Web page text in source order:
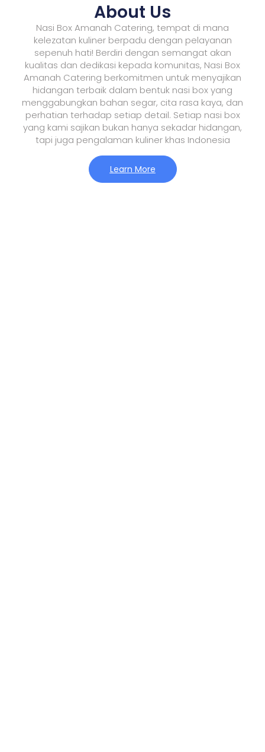
About Us
Nasi Box Amanah Catering, tempat di mana
kelezatan kuliner berpadu dengan pelayanan
sepenuh hati! Berdiri dengan semangat akan
kualitas dan dedikasi kepada komunitas, Nasi Box
Amanah Catering berkomitmen untuk menyajikan
hidangan terbaik dalam bentuk nasi box yang
menggabungkan bahan segar, cita rasa kaya, dan
perhatian terhadap setiap detail. Setiap nasi box
yang kami sajikan bukan hanya sekadar hidangan,
tapi juga pengalaman kuliner khas Indonesia
Learn More